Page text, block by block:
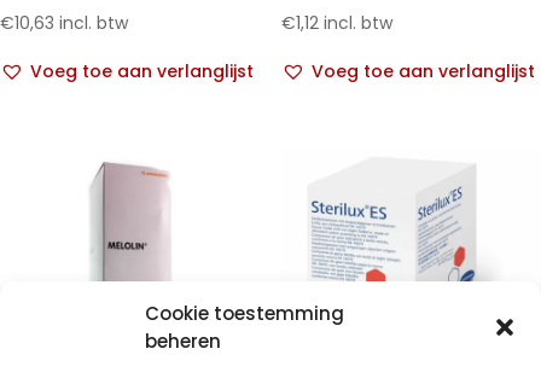
Cookie toestemming
beheren
€10,63 incl. btw
Voeg toe aan verlanglijst
€1,12 incl. btw
Voeg toe aan verlanglijst